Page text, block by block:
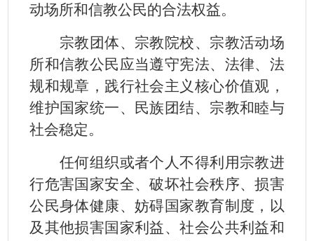
动场所和信教公民的合法权益。
宗教团体、宗教院校、宗教活动场
所和信教公民应当遵守宪法、法律、法
规和规章，践行社会主义核心价值观，
维护国家统一、民族团结、宗教和睦与
社会稳定。
任何组织或者个人不得利用宗教进
行危害国家安全、破坏社会秩序、损害
公民身体健康、妨碍国家教育制度，以
及其他损害国家利益、社会公共利益和